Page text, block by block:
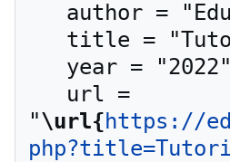
"\url{https://